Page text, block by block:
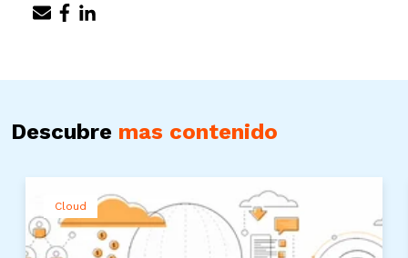
Descubre mas contenido
Cloud